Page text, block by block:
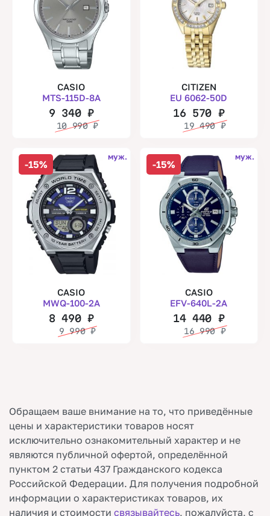
CASIO
MTS-115D-8A
9 340 ₽
10 990₽
CITIZEN
EU 6062-50D
16 570 ₽
19 490₽
-15%
муж.
CASIO
MWQ-100-2A
8 490 ₽
9 990₽
-15%
муж.
CASIO
EFV-640L-2A
14 440 ₽
16 990₽
Обращаем ваше внимание на то, что приведённые
цены и характеристики товаров носят
исключительно ознакомительный характер и не
являются публичной офертой, определённой
пунктом 2 статьи 437 Гражданского кодекса
Российской Федерации. Для получения подробной
информации о характеристиках товаров, их
наличия и стоимости связывайтесь, пожалуйста, с